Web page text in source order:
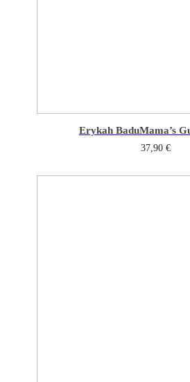
Erykah BaduMama’s
37,90 €